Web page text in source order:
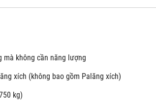
mà không cần năng lượng
xích (không bao gồm Palăng xích)
kg)